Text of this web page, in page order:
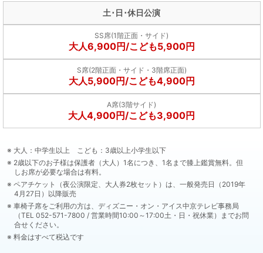
土･日･休日公演
SS席(1階正面・サイド)
大人6,900円/こども5,900円
S席(2階正面・サイド・3階席正面)
大人5,900円/こども4,900円
A席(3階サイド)
大人4,900円/こども3,900円
大人：中学生以上 こども：3歳以上小学生以下
2歳以下のお子様は保護者（大人）1名につき、1名まで膝上鑑賞無料。但
しお席が必要な場合は有料。
ペアチケット（夜公演限定、大人券2枚セット）は、一般発売日（2019年
4月27日）以降販売
車椅子席をご利用の方は、ディズニー・オン・アイス中京テレビ事務局
（TEL 052-571-7800 / 営業時間10:00～17:00土・日・祝休業）までお問
合せください。
料金はすべて税込です